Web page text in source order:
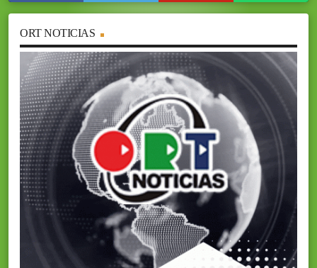
ORT NOTICIAS